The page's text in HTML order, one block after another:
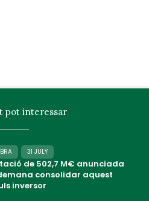
pot interessar
31 JULY
de 502,7 M€ anunciada
consolidar aquest
inversor